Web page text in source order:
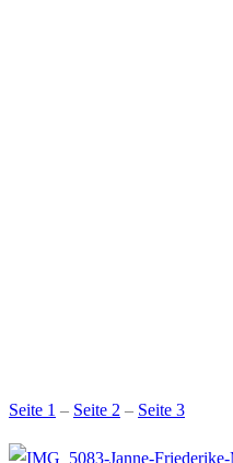
Seite 1 – Seite 2 – Seite 3